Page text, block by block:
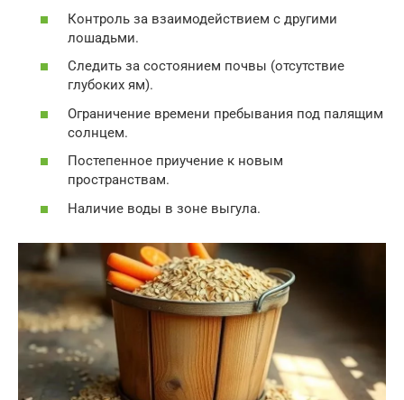
Контроль за взаимодействием с другими
лошадьми.
Следить за состоянием почвы (отсутствие
глубоких ям).
Ограничение времени пребывания под палящим
солнцем.
Постепенное приучение к новым
пространствам.
Наличие воды в зоне выгула.